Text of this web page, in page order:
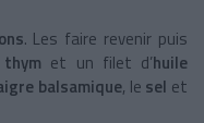
. Les faire revenir puis
thym et un filet d’huile
balsamique, le sel et